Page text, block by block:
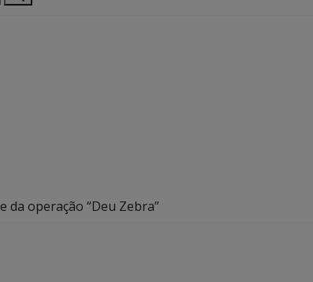
da operação “Deu Zebra”